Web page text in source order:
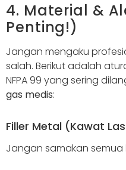
4. Material &
Penting!)
Jangan mengaku
salah. Berikut adalah
NFPA 99 yang sering
gas medis:
Filler Metal (Kawat
Jangan samakan semua